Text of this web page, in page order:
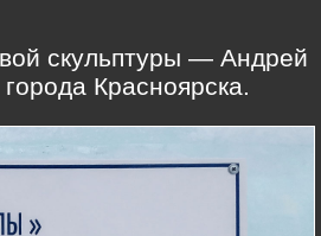
скульптуры — Андрей
Красноярска.